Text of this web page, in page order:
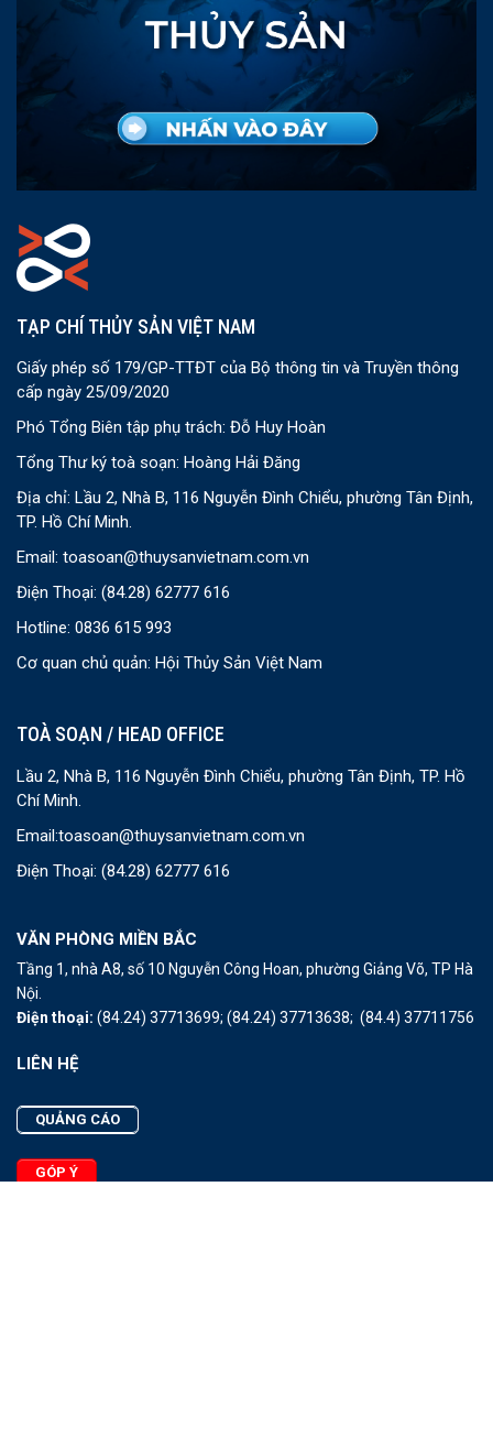
TẠP CHÍ THỦY SẢN VIỆT NAM
Giấy phép số 179/GP-TTĐT của Bộ thông tin và Truyền thông
cấp ngày 25/09/2020
Phó Tổng Biên tập phụ trách: Đỗ Huy Hoàn
Tổng Thư ký toà soạn: Hoàng Hải Đăng
Địa chỉ: Lầu 2, Nhà B, 116 Nguyễn Đình Chiểu, phường Tân Định,
TP. Hồ Chí Minh.
Email: toasoan@thuysanvietnam.com.vn
Điện Thoại: (84.28) 62777 616
Hotline: 0836 615 993
Cơ quan chủ quản: Hội Thủy Sản Việt Nam
TOÀ SOẠN / HEAD OFFICE
Lầu 2, Nhà B, 116 Nguyễn Đình Chiểu, phường Tân Định, TP. Hồ
Chí Minh.
Email:toasoan@thuysanvietnam.com.vn
Điện Thoại: (84.28) 62777 616
VĂN PHÒNG MIỀN BẮC
Tầng 1, nhà A8, số 10 Nguyễn Công Hoan, phường Giảng Võ, TP Hà
Nội.
Điện thoại: (84.24) 37713699; (84.24) 37713638; (84.4) 37711756
LIÊN HỆ
QUẢNG CÁO
GÓP Ý